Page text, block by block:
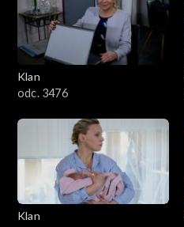
301–400
201–300
101–200
1–100
Klan
odc. 3476
Klan